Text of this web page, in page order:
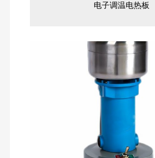
电子调温电热板